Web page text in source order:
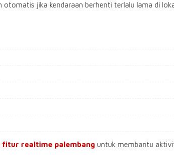
jika kendaraan berhenti terlalu lama di
fitur realtime palembang untuk membantu